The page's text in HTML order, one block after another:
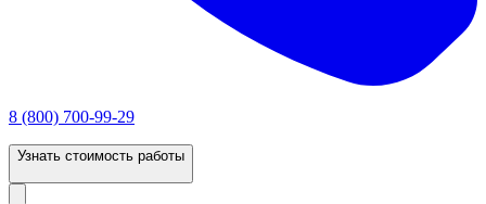
8 (800) 700-99-29
Узнать стоимость работы